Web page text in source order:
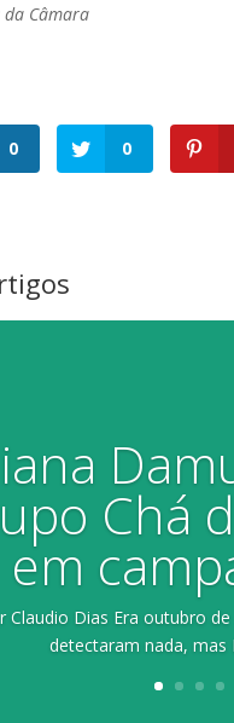
Câmara
0 0
Chá
em
Claudio Dias Era outubro
detectaram nada, mas